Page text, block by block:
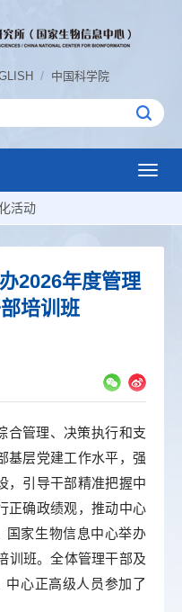
/ 中国科学院
Toggle
活动
2026年度管理
培训班
合管理、决策执行和支
基层党建工作水平，强
，引导干部精准把握中
正确政绩观，推动中心
国家生物信息中心举办
训班。全体管理干部及
中心正高级人员参加了